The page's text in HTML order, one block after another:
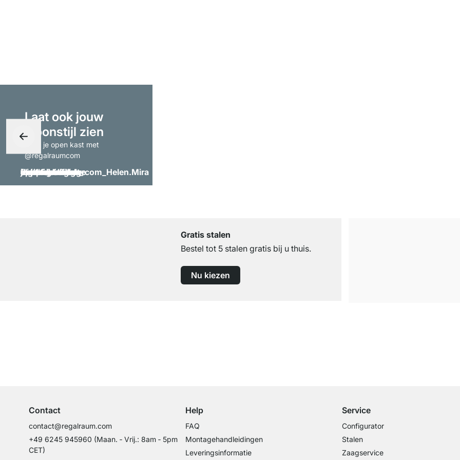
Laat ook jouw
woonstijl zien
- tag je open kast met
@regalraumcom
Gratis stalen
Bestel tot 5 stalen gratis bij u thuis.
Nu kiezen
Contact
contact@regalraum.com
+49 6245 945960 (Maan. ‑ Vrij.: 8am ‑ 5pm
CET)
Help
FAQ
Montagehandleidingen
Leveringsinformatie
Service
Configurator
Stalen
Zaagservice